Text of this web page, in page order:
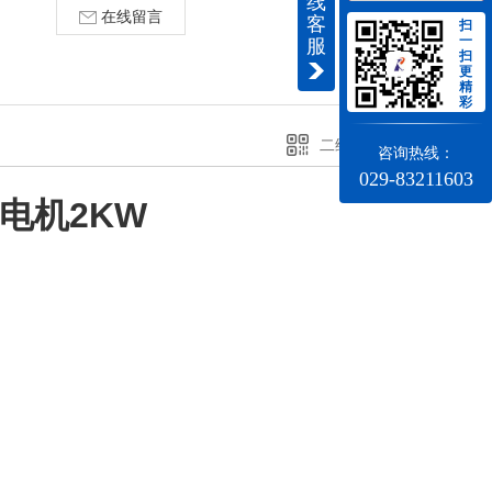
在线留言
二维码分享
机2KW
客
服
扫
一
扫
更
精
彩
咨询热线：
029-83211603